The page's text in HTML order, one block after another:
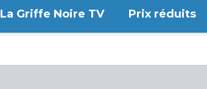
La Griffe Noire TV Prix réduits